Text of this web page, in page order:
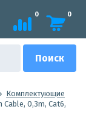
0 0
Комплектующие
0,3m, Cat6,